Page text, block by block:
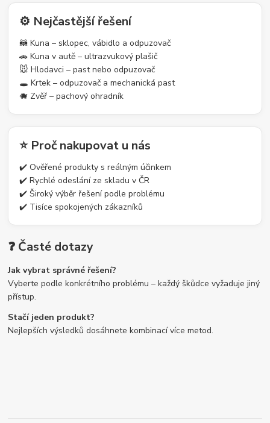
⚙️ Nejčastější řešení
🦝 Kuna – sklopec, vábidlo a odpuzovač
🚗 Kuna v autě – ultrazvukový plašič
🐭 Hlodavci – past nebo odpuzovač
🕳️ Krtek – odpuzovač a mechanická past
🐗 Zvěř – pachový ohradník
⭐ Proč nakupovat u nás
✔️ Ověřené produkty s reálným účinkem
✔️ Rychlé odeslání ze skladu v ČR
✔️ Široký výběr řešení podle problému
✔️ Tisíce spokojených zákazníků
❓ Časté dotazy
Jak vybrat správné řešení?
Vyberte podle konkrétního problému – každý škůdce vyžaduje jiný
přístup.
Stačí jeden produkt?
Nejlepších výsledků dosáhnete kombinací více metod.